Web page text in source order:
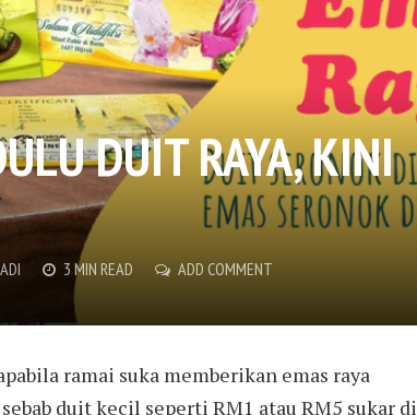
DUIT RAYA, KINI
3 MIN READ ADD COMMENT
ramai suka memberikan emas raya
duit kecil seperti RM1 atau RM5 sukar di